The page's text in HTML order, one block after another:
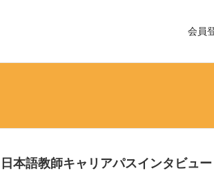
会員
日本語教師キャリアパスインタビュー